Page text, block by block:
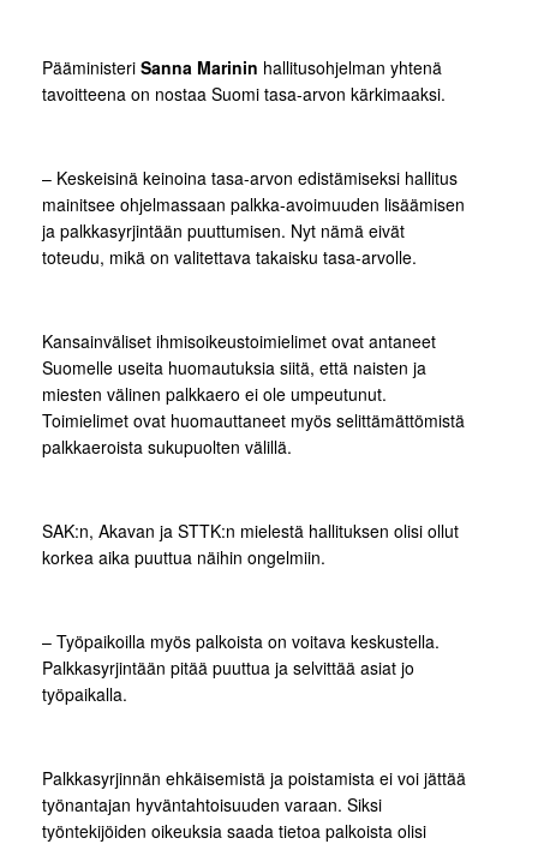
Pääministeri Sanna Marinin hallitusohjelman yhtenä
tavoitteena on nostaa Suomi tasa-arvon kärkimaaksi.
– Keskeisinä keinoina tasa-arvon edistämiseksi hallitus
mainitsee ohjelmassaan palkka-avoimuuden lisäämisen
ja palkkasyrjintään puuttumisen. Nyt nämä eivät
toteudu, mikä on valitettava takaisku tasa-arvolle.
Kansainväliset ihmisoikeustoimielimet ovat antaneet
Suomelle useita huomautuksia siitä, että naisten ja
miesten välinen palkkaero ei ole umpeutunut.
Toimielimet ovat huomauttaneet myös selittämättömistä
palkkaeroista sukupuolten välillä.
SAK:n, Akavan ja STTK:n mielestä hallituksen olisi ollut
korkea aika puuttua näihin ongelmiin.
– Työpaikoilla myös palkoista on voitava keskustella.
Palkkasyrjintään pitää puuttua ja selvittää asiat jo
työpaikalla.
Palkkasyrjinnän ehkäisemistä ja poistamista ei voi jättää
työnantajan hyväntahtoisuuden varaan. Siksi
työntekijöiden oikeuksia saada tietoa palkoista olisi